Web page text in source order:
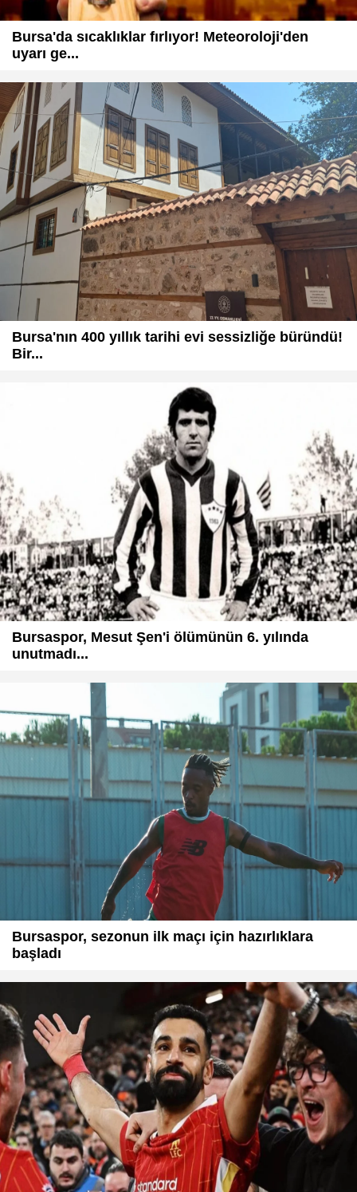
Bursa'da sıcaklıklar fırlıyor! Meteoroloji'den
uyarı ge...
Bursa'nın 400 yıllık tarihi evi sessizliğe büründü!
Bir...
Bursaspor, Mesut Şen'i ölümünün 6. yılında
unutmadı...
Bursaspor, sezonun ilk maçı için hazırlıklara
başladı